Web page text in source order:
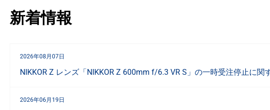
新着情報
2026年08月07日
NIKKOR Z レンズ「NIKKOR Z 600mm f/6.3 VR S」の一時受注停止に関
2026年06月19日